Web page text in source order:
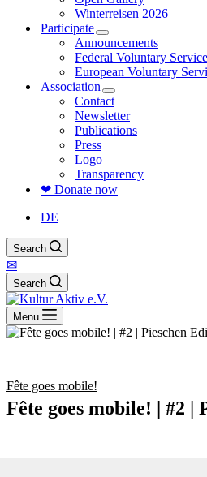
Winterreisen 2026
Participate
Announcements
Federal Voluntary Service
European Voluntary
Association
Contact
Newsletter
Publications
Press
Logo
Transparency
❤ Donate now
DE
Search
✉
Search
Menu
Fête goes mobile!
Fête goes mobile! | #2 |